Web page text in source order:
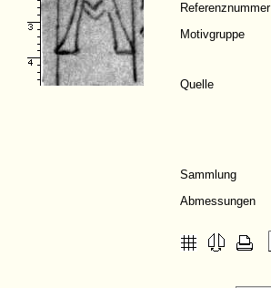
Referenznummer
Motivgruppe
Quelle
Sammlung
Abmessungen